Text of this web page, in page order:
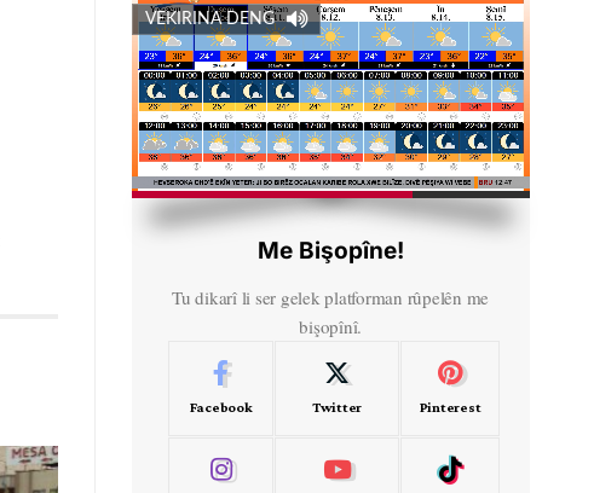
VEKIRINA DENG
Me Bişopîne!
Tu dikarî li ser gelek platforman rûpelên me
bişopînî.
Facebook Twitter Pinterest